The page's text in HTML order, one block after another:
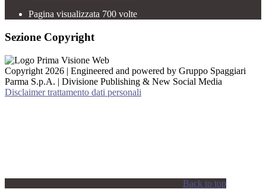
Pagina visualizzata 700 volte
Sezione Copyright
Copyright 2026 | Engineered and powered by Gruppo Spaggiari
Parma S.p.A. | Divisione Publishing & New Social Media
Disclaimer trattamento dati personali
Back to top